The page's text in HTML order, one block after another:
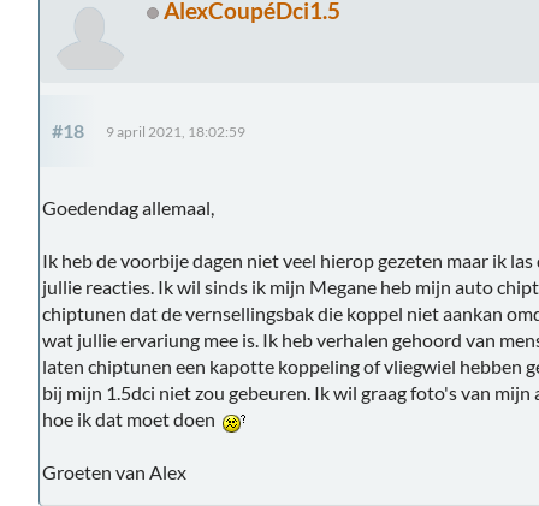
AlexCoupéDci1.5
#18 9 april 2021, 18:02:59
Goedendag allemaal,
Ik heb de voorbije dagen niet veel hierop gezeten maar ik
jullie reacties. Ik wil sinds ik mijn Megane heb mijn auto
chiptunen dat de vernsellingsbak die koppel niet aankan
wat jullie ervariung mee is. Ik heb verhalen gehoord van
laten chiptunen een kapotte koppeling of vliegwiel hebben
bij mijn 1.5dci niet zou gebeuren. Ik wil graag foto's van
hoe ik dat moet doen
Groeten van Alex